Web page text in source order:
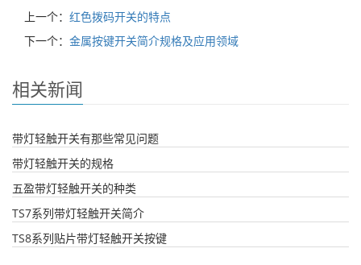
上一个： 红色拨码开关的特点
下一个： 金属按键开关简介规格及应用领域
相关新闻
带灯轻触开关有那些常见问题
带灯轻触开关的规格
五盈带灯轻触开关的种类
TS7系列带灯轻触开关简介
TS8系列贴片带灯轻触开关按键